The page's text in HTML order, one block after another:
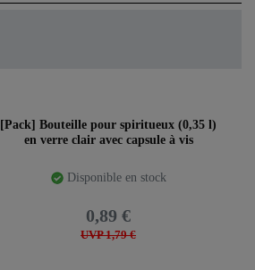
[Pack] Bouteille pour spiritueux (0,35 l)
en verre clair avec capsule à vis
Disponible en stock
UVP 1,79 €
0,89 €